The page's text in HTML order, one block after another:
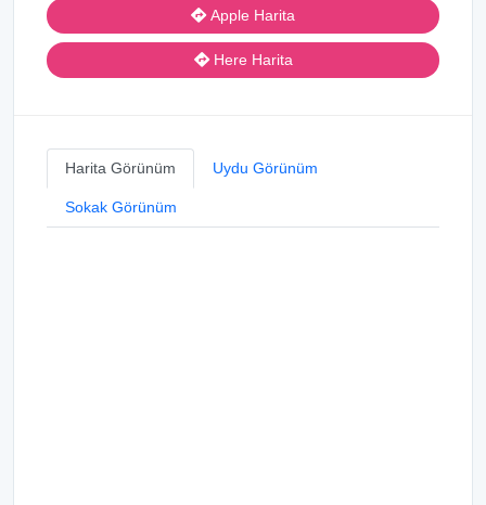
Apple Harita
Here Harita
Harita Görünüm Uydu Görünüm
Sokak Görünüm